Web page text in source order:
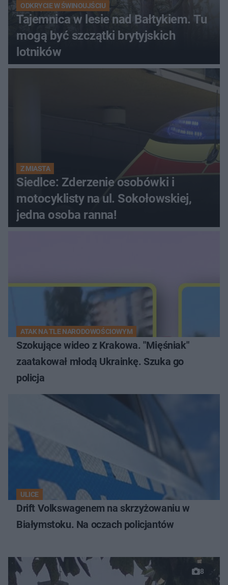
ODKRYCIE W ŚWINOUJŚCIU
Tajemnica w lesie nad Bałtykiem. Tu
mogą być szczątki brytyjskich
lotników
Z MIASTA
Siedlce: Zderzenie osobówki i
motocyklisty na ul. Sokołowskiej,
jedna osoba ranna!
ATAK NA TLE NARODOWOŚCIOWYM
Szokujące wideo z Krakowa. "Mięśniak"
zaatakował młodą Ukrainkę. Szuka go
policja
ULICE
Drift Volkswagenem na skrzyżowaniu w
Białymstoku. Na oczach policjantów
8